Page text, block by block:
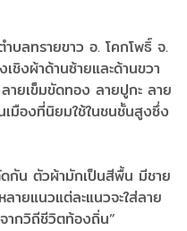
บลทรายขาว อ. โคกโพธิ์ จ.
งผ้าด้านซ้ายและด้านขวา
ยเข็มขัดทอง ลายปูกะ ลาย
เมืองที่นิยมใช้ในชนชั้นสูงซึ่ง
กัน ตัวผ้ามักเป็นสีพื้น มีชาย
ยแนวแต่ละแนวจะใส่ลาย
ากวิถีชีวิตท้องถิ่น”